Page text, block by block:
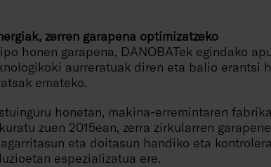
zerren garapena optimizatzeko
honen garapena, DANOBATek egindako
aurreratuak diren eta balio erantsi
emateko.
honetan, makina-erremintaren
zuen 2015ean, zerra zirkularren
eta doitasun handiko eta
espezializatua ere.